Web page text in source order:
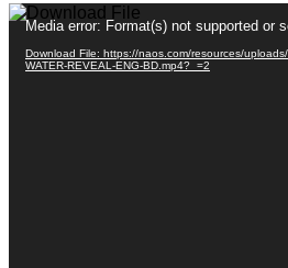
Прегледач
видео
записа
Media error: Format(s) not supported or
Download File: https://naos.com/resources/
WATER-REVEAL-ENG-BD.mp4?_=2